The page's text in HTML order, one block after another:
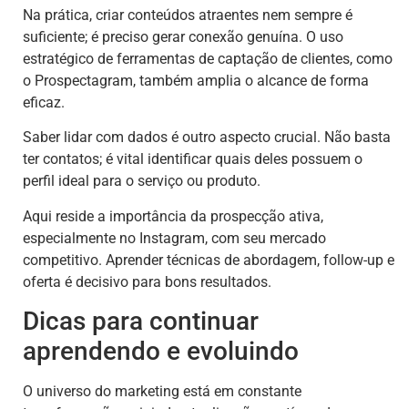
Na prática, criar conteúdos atraentes nem sempre é
suficiente; é preciso gerar conexão genuína. O uso
estratégico de ferramentas de captação de clientes, como
o Prospectagram, também amplia o alcance de forma
eficaz.
Saber lidar com dados é outro aspecto crucial. Não basta
ter contatos; é vital identificar quais deles possuem o
perfil ideal para o serviço ou produto.
Aqui reside a importância da prospecção ativa,
especialmente no Instagram, com seu mercado
competitivo. Aprender técnicas de abordagem, follow-up e
oferta é decisivo para bons resultados.
Dicas para continuar
aprendendo e evoluindo
O universo do marketing está em constante